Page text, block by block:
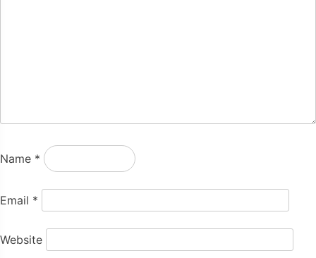
Name *
Email *
Website